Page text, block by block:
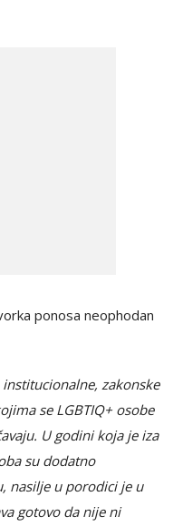
ponosa neophodan
zakonske
se LGBTIQ+ osobe
U godini koja je iza
su dodatno
nasilje u porodici je u
gotovo da nije ni